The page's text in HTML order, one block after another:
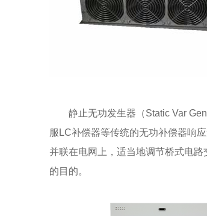
静止无功发生器（Static Var
服LC补偿器等传统的无功补偿器响
并联在电网上，适当地调节桥式电
的目的。